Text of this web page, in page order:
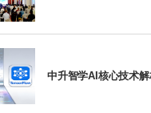
中升智学AI核心技术